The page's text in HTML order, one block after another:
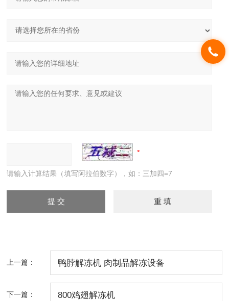
请输入计算结果（填写阿拉伯数字），如：三加四=7
上一篇： 鸭脖解冻机 肉制品解冻设备
下一篇： 800鸡翅解冻机